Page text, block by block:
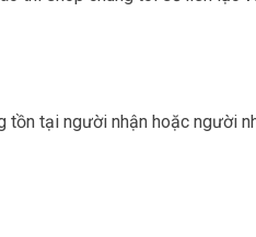
tại người nhận hoặc người